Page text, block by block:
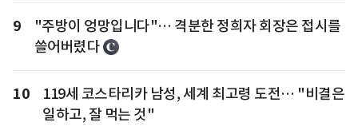
9
"주방이 엉망입니다"… 격분한 정희자 회장은 접시를
쓸어버렸다
10
119세 코스타리카 남성, 세계 최고령 도전… "비결은
일하고, 잘 먹는 것"